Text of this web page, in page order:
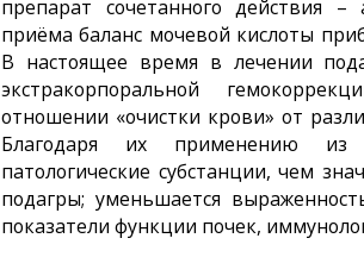
препарат сочетанного действия
приёма баланс мочевой кислоты
В настоящее время в лечении
экстракорпоральной
отношении «очистки крови» от
Благодаря их применению из
патологические субстанции, чем
подагры; уменьшается
показатели функции почек,